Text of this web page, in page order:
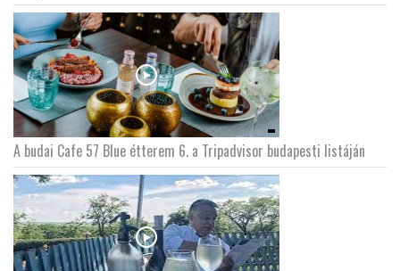
A budai Cafe 57 Blue étterem 6. a Tripadvisor budapesti listáján